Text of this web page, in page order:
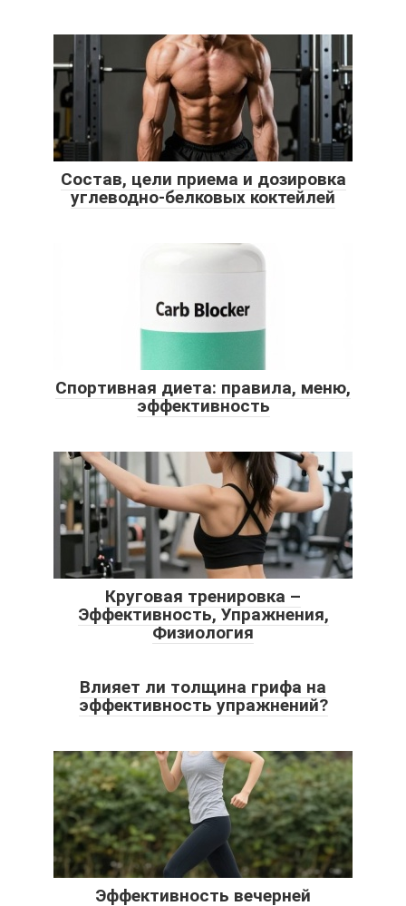
Состав, цели приема и дозировка
углеводно-белковых коктейлей
Спортивная диета: правила, меню,
эффективность
Круговая тренировка –
Эффективность, Упражнения,
Физиология
Влияет ли толщина грифа на
эффективность упражнений?
Эффективность вечерней